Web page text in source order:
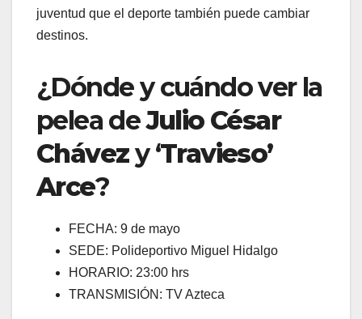
juventud que el deporte también puede cambiar
destinos.
¿Dónde y cuándo ver la
pelea deJulio César
Chávezy ‘Travieso’
Arce?
FECHA: 9 de mayo
SEDE: Polideportivo Miguel Hidalgo
HORARIO: 23:00 hrs
TRANSMISIÓN: TV Azteca